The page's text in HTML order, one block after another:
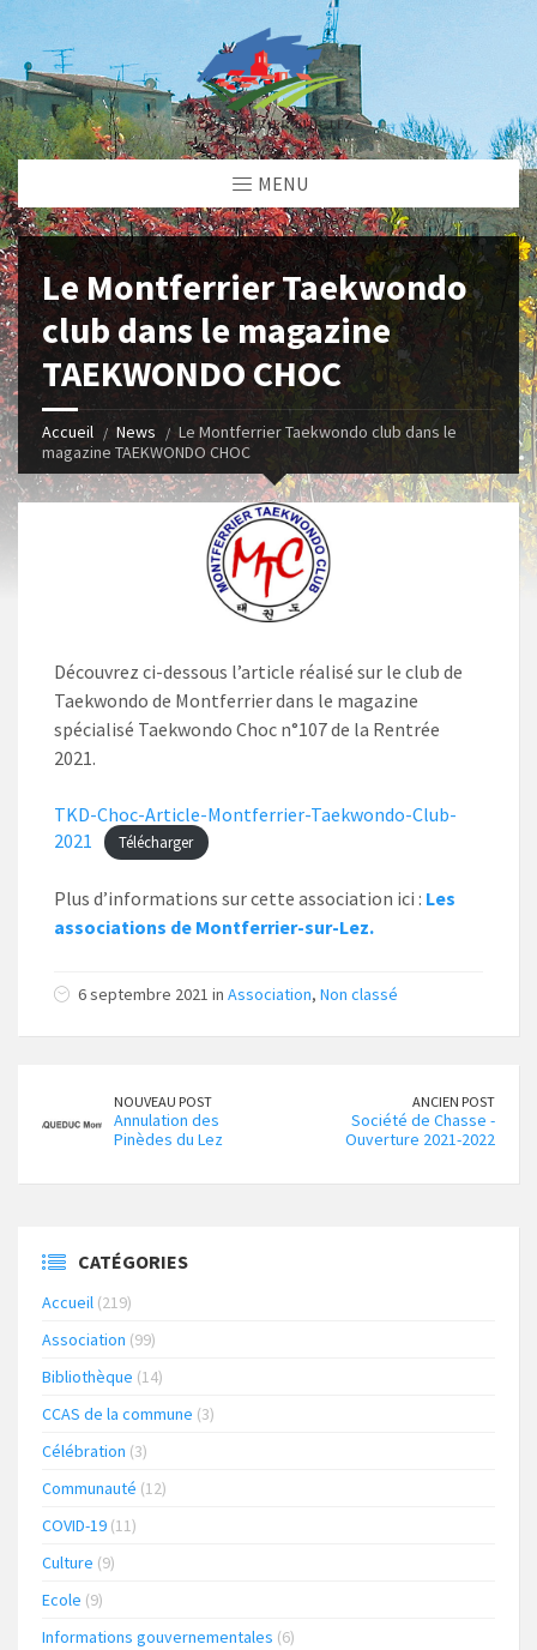
MENU
Le Montferrier Taekwondo
club dans le magazine
TAEKWONDO CHOC
Accueil News
Le Montferrier Taekwondo club dans le
magazine TAEKWONDO CHOC
Découvrez ci-dessous l’article réalisé sur le club de
Taekwondo de Montferrier dans le magazine
spécialisé Taekwondo Choc n°107 de la Rentrée
2021.
TKD-Choc-Article-Montferrier-Taekwondo-Club-
2021
Télécharger
Plus d’informations sur cette association ici : Les
associations de Montferrier-sur-Lez.
6 septembre 2021 in Association, Non classé
NOUVEAU POST
Annulation des
Pinèdes du Lez
ANCIEN POST
Société de Chasse -
Ouverture 2021-2022
CATÉGORIES
Accueil (219)
Association (99)
Bibliothèque (14)
CCAS de la commune (3)
Célébration (3)
Communauté (12)
COVID-19 (11)
Culture (9)
Ecole (9)
Informations gouvernementales (6)